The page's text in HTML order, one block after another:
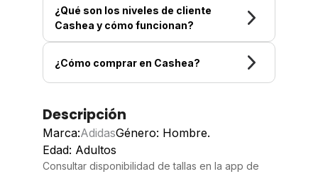
¿Qué son los niveles de cliente
Cashea y cómo funcionan?
¿Cómo comprar en Cashea?
Descripción
Marca:AdidasGénero: Hombre.
Edad: Adultos
Consultar disponibilidad de tallas en la app de